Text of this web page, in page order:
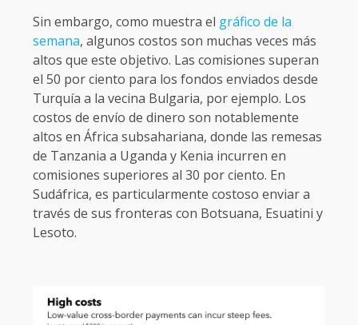
Sin embargo, como muestra el gráfico de la
semana, algunos costos son muchas veces más
altos que este objetivo. Las comisiones superan
el 50 por ciento para los fondos enviados desde
Turquía a la vecina Bulgaria, por ejemplo. Los
costos de envío de dinero son notablemente
altos en África subsahariana, donde las remesas
de Tanzania a Uganda y Kenia incurren en
comisiones superiores al 30 por ciento. En
Sudáfrica, es particularmente costoso enviar a
través de sus fronteras con Botsuana, Esuatini y
Lesoto.